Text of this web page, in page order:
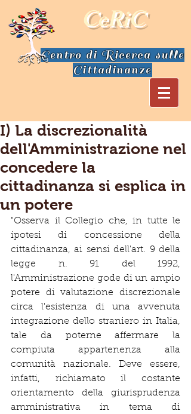
CeRiC
Centro di Ricerca sulle
Cittadinanze
I) La discrezionalità
dell'Amministrazione nel
concedere la
cittadinanza si esplica in
un potere
"Osserva il Collegio che, in tutte le
ipotesi di concessione della
cittadinanza, ai sensi dell'art. 9 della
legge n. 91 del 1992,
l'Amministrazione gode di un ampio
potere di valutazione discrezionale
circa l'esistenza di una avvenuta
integrazione dello straniero in Italia,
tale da poterne affermare la
compiuta appartenenza alla
comunità nazionale. Deve essere,
infatti, richiamato il costante
orientamento della giurisprudenza
amministrativa in tema di